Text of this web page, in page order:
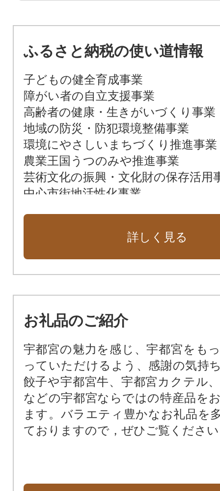
ふるさと納税の使い道情報
子どもの健全育成事業
障がい者の自立支援事業
高齢者の健康・生きがいづくり事業
地域の防災・防犯環境整備事業
環境にやさしいまちづくり推進事業
農業王国うつのみや推進事業
芸術文化の振興・文化財の保存活用
中心市街地活性化事業
詳しく見る
お礼品のご紹介
宇都宮の魅力を感じ、宇都宮をも
っていただけるよう、感謝の気持
餃子や宇都宮牛、宇都宮カクテル
などの宇都宮ならではの特産品を
ます。バラエティ豊かなお礼品を
ておりますので，ぜひご覧くださ